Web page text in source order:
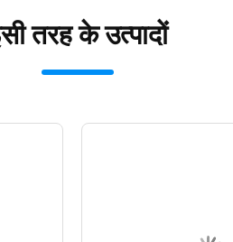
तरह के उत्पादों